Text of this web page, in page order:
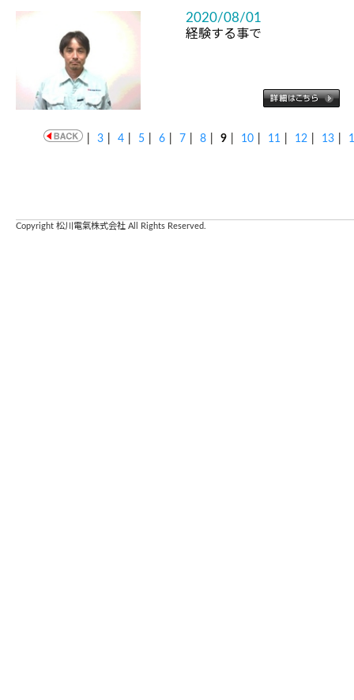
2020/08/01
経験する事で
3 4 5 6 7 8 9 10 11 12 13
Copyright 松川電氣株式会社 All Rights Reserved.